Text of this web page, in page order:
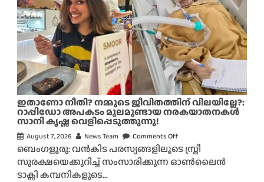
ക
ൾ
ഒ
രേ
മ
ര
ത്തി
ൽ
തൂ
രി
ഷം
ക
ഴി
ഞ്ഞ്
മ
ട
ങ്ങ
വേ
മ
ഥാ
ർ
ഇതാണോ നീതി? നമ്മുടെ ജീവിതത്തിന് വിലയില്ലേ?:
റാപ്പിഡോ അപകടം മൂലമുണ്ടായ നരകയാതനകൾ
സാനി കൃഷ്ണ വെളിപ്പെടുത്തുന്നു!
August 7, 2026 News Team Comments Off
n
ഇ
ബെംഗളൂരു: വൻകിട പരസ്യങ്ങളിലൂടെ സ്ത്രീ
സുരക്ഷയെക്കുറിച്ച് സംസാരിക്കുന്ന ഓൺലൈൻ
ടാക്സി കമ്പനികളുടെ...